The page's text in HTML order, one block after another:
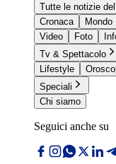
Tutte le notizie
Cronaca
Mondo
Video
Foto
Tv & Spettacolo
Lifestyle
Speciali
Chi siamo
Seguici anche su